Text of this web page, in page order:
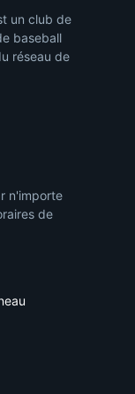
un club de
baseball
réseau de
n'importe
de